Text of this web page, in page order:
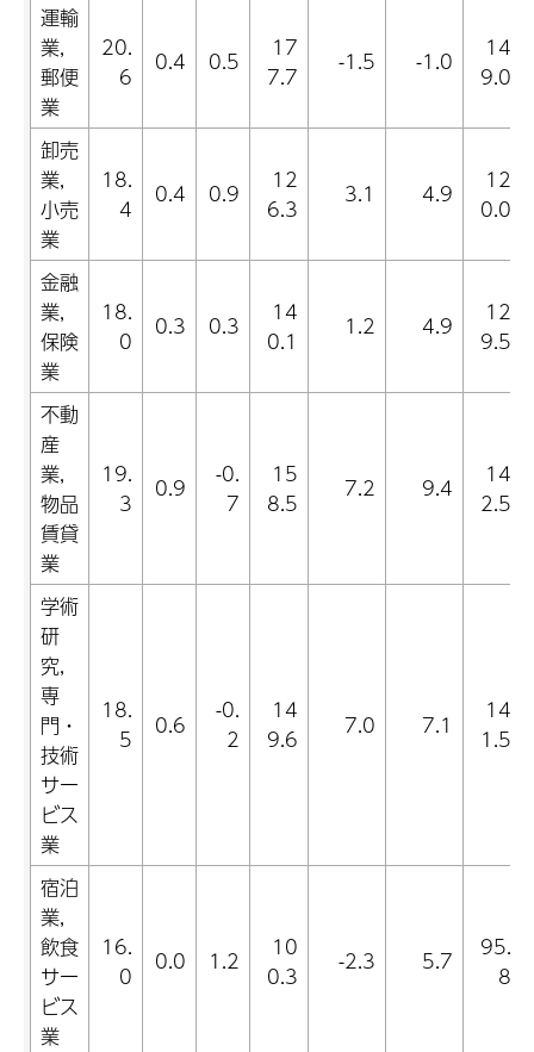
運輸
業,
郵便
業
20.
6
0.4 0.5
17
7.7
-1.5 -1.0
14
9.0
卸売
業,
小売
業
18.
4
0.4 0.9
12
6.3
3.1 4.9
12
0.0
金融
業,
保険
業
18.
0
0.3 0.3
14
0.1
1.2 4.9
12
9.5
不動
産
業,
物品
賃貸
業
19.
3
0.9
-0.
7
15
8.5
7.2 9.4
14
2.5
学術
研
究,
専
門・
技術
サー
ビス
業
18.
5
0.6
-0.
2
14
9.6
7.0 7.1
14
1.5
宿泊
業,
飲食
サー
ビス
業
16.
0
0.0 1.2
10
0.3
-2.3 5.7
95.
8